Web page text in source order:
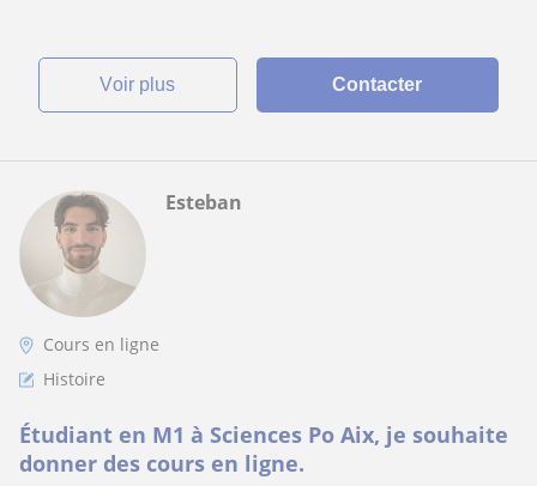
voir plus Contacter
Esteban
Cours en ligne
Histoire
Étudiant en M1 à Sciences Po Aix, je souhaite
donner des cours en ligne.